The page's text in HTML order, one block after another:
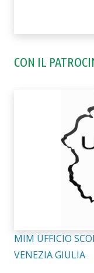
CON IL
MIM UFFICIO
VENEZIA GIULIA